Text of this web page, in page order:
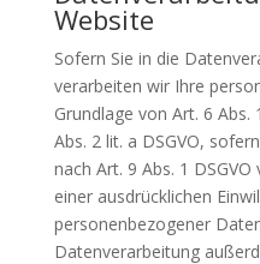
Website
Sofern Sie in die
verarbeiten wir Ihre
Grundlage von Art. 6 Abs.
Abs. 2 lit. a DSGVO,
nach Art. 9 Abs. 1
einer ausdrücklichen
personenbezogener
Datenverarbeitung